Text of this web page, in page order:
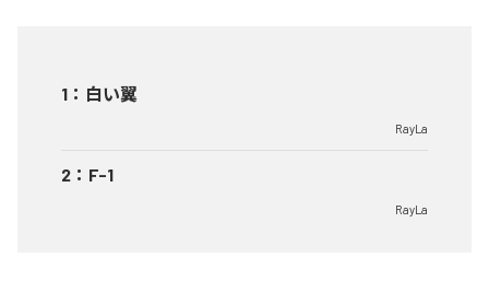
1 ： 白い翼
RayLa
2 ： F-1
RayLa